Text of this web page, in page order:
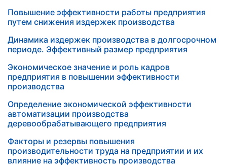
Повышение эффективности работы предприятия
путем снижения издержек производства
Динамика издержек производства в долгосрочном
периоде. Эффективный размер предприятия
Экономическое значение и роль кадров
предприятия в повышении эффективности
производства
Определение экономической эффективности
автоматизации производства
деревообрабатывающего предприятия
Факторы и резервы повышения
производительности труда на предприятии и их
влияние на эффективность производства